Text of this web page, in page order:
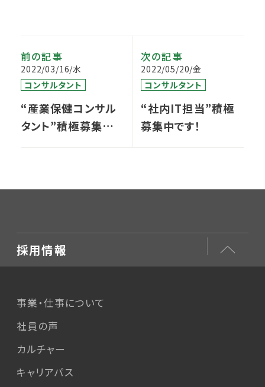
前の記事
2022/03/16/水
コンサルタント
“産業保健コンサル
タント”積極募集中で
次の記事
2022/05/20/金
コンサルタント
“社内IT担当”積極
募集中です！
採用情報
事業・仕事について
社員の声
カルチャー
キャリアパス